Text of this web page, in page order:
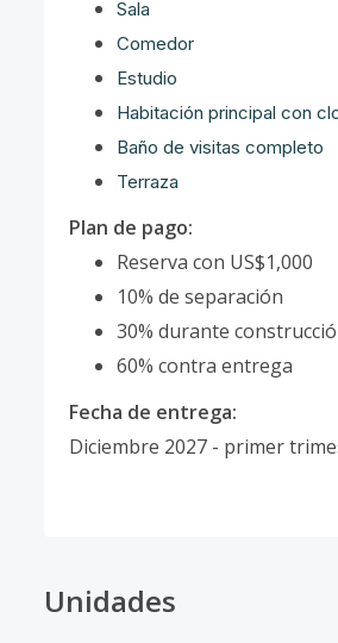
Sala
Comedor
Estudio
Habitación principal con
Baño de visitas completo
Terraza
Plan de pago:
Reserva con US$1,000
10% de separación
30% durante
60% contra entrega
Fecha de entrega:
Diciembre 2027 - primer
Unidades